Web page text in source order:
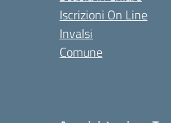
Iscrizioni On Line
Invalsi
Comune